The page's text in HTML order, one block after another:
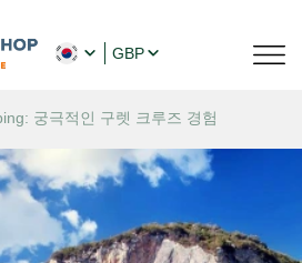
GBP
궁극적인 구렛 크루즈 경험